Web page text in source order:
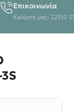
Επικοινωνία
Καλέστε μας: 22310